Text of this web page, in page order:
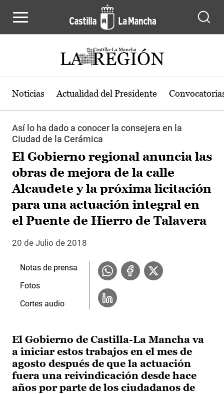
Noticias Actualidad del Presidente
Así lo ha dado a conocer la consejera en la
Ciudad de la Cerámica
El Gobierno regional anuncia las
obras de mejora de la calle
Alcaudete y la próxima licitación
para una actuación integral en
el Puente de Hierro de Talavera
20 de Julio de 2018
El Gobierno de Castilla-La Mancha va
a iniciar estos trabajos en el mes de
agosto después de que la actuación
fuera una reivindicación desde hace
años por parte de los ciudadanos de
Notas de prensa
Fotos
Cortes audio